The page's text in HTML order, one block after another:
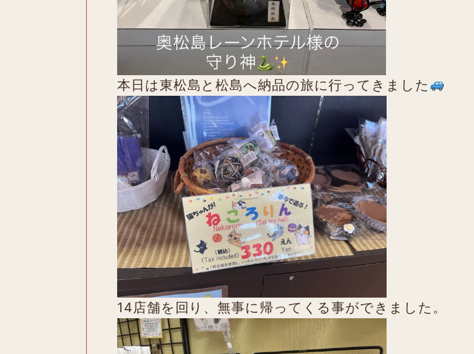
本日は東松島と松島へ納品の旅に行ってきました
14店舗を回り、無事に帰ってくる事ができました。